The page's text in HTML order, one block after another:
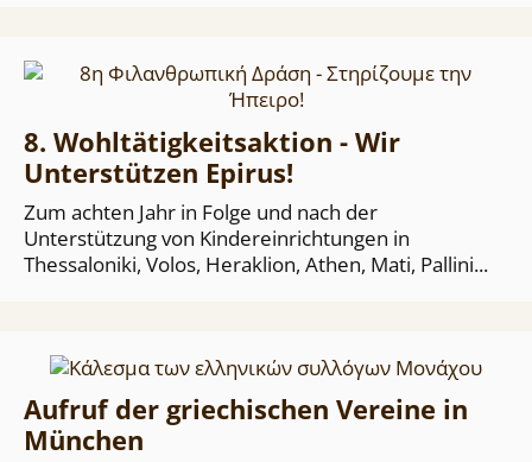
8. Wohltätigkeitsaktion - Wir
Unterstützen Epirus!
Zum achten Jahr in Folge und nach der
Unterstützung von Kindereinrichtungen in
Thessaloniki, Volos, Heraklion, Athen, Mati, Pallini...
Aufruf der griechischen Vereine in
München